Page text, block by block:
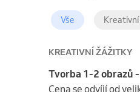
Vše
KREATIVNÍ ŽÁŽITKY
Tvorba 1-2 obrazů
Cena se odvíjí od